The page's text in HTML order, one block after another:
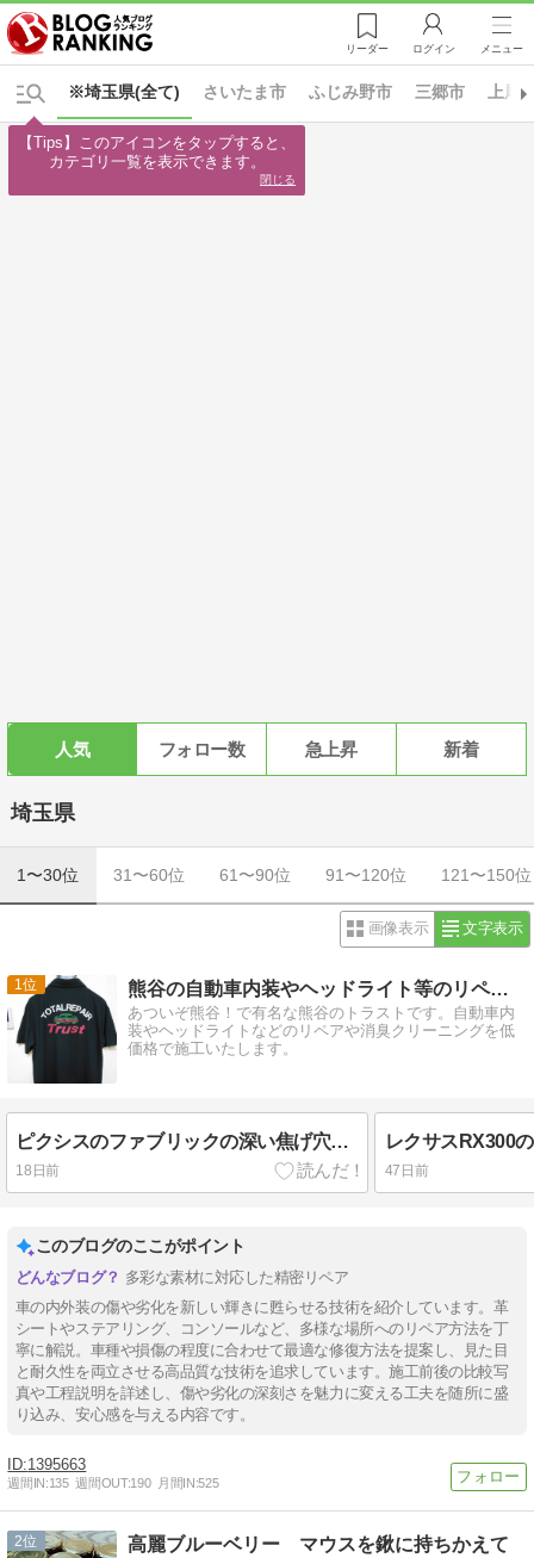
リーダー ログイン メニュー
※埼玉県(全て) さいたま市 ふじみ野市 三郷市 上尾
人気 フォロー数 急上昇 新着
埼玉県
1〜30位 31〜60位 61〜90位 91〜120位 121〜150位
画像表示 文字表示
1 熊谷の自動車内装やヘッドライト等のリペア職人ＴＲトラストです
あついぞ熊谷！で有名な熊谷のトラストです。自動車内
装やヘッドライトなどのリペアや消臭クリーニングを低
価格で施工いたします。
ピクシスのファブリックの深い焦げ穴リペア
18日前 47日前
このブログのここがポイント
多彩な素材に対応した精密リペア
車の内外装の傷や劣化を新しい輝きに甦らせる技術を紹介しています。革
シートやステアリング、コンソールなど、多様な場所へのリペア方法を丁
寧に解説。車種や損傷の程度に合わせて最適な修復方法を提案し、見た目
と耐久性を両立させる高品質な技術を追求しています。施工前後の比較写
真や工程説明を詳述し、傷や劣化の深刻さを魅力に変える工夫を随所に盛
り込み、安心感を与える内容です。
1395663
週間IN:135 週間OUT:190 月間IN:525
2 高麗ブルーベリー マウスを鍬に持ちかえて
【Tips】このアイコンをタップすると、
カテゴリ一覧を表示できます。
閉じる